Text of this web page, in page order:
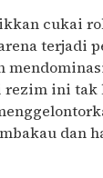
cukai
terjadi
rezim ini
dan